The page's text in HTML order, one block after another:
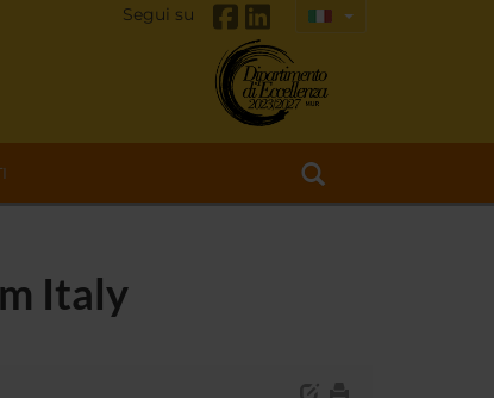
Segui su
Italy